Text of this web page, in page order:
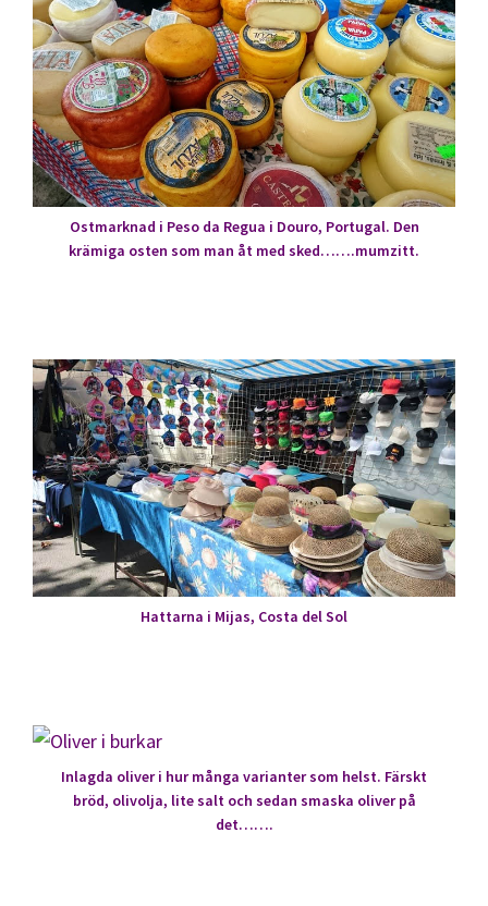
Ostmarknad i Peso da Regua i Douro, Portugal. Den
krämiga osten som man åt med sked…….mumzitt.
Hattarna i Mijas, Costa del Sol
Inlagda oliver i hur många varianter som helst. Färskt
bröd, olivolja, lite salt och sedan smaska oliver på
det…….